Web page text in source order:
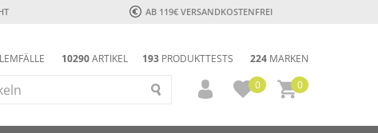
AB 119€ VERSANDKOSTENFREI
193 PRODUKTTESTS 224 MARKEN
10290ARTIKEL
0
0